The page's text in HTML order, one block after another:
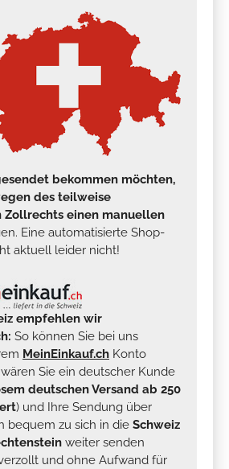
bekommen möchten,
des teilweise
Zollrechts einen manuellen
Eine automatisierte Shop-
aktuell leider nicht!
empfehlen wir
So können Sie bei uns
MeinEinkauf.ch Konto
Sie ein deutscher Kunde
deutschen Versand ab 250
) und Ihre Sendung über
bequem zu sich in die Schweiz
weiter senden
und ohne Aufwand für